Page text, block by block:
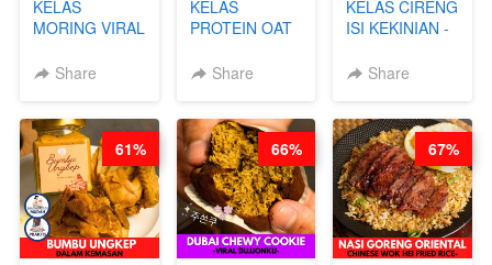
KELAS
MORING VIRAL
KERING
Share
KELAS
PROTEIN OAT
MEAL
BARISTA
ARISUDANA
Share
KELAS CIRENG
ISI KEKINIAN -
Share
61% 66% 67%